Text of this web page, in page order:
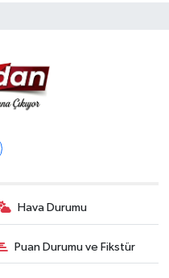
Hava Durumu
Puan Durumu ve Fikstür